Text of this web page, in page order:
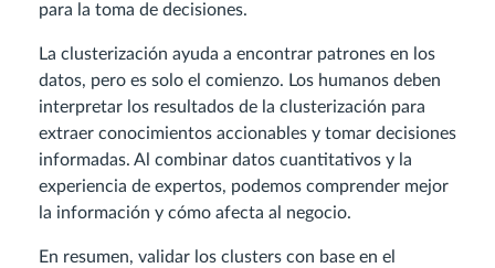
para la toma de decisiones.
La clusterización ayuda a encontrar patrones en los
datos, pero es solo el comienzo. Los humanos deben
interpretar los resultados de la clusterización para
extraer conocimientos accionables y tomar decisiones
informadas. Al combinar datos cuantitativos y la
experiencia de expertos, podemos comprender mejor
la información y cómo afecta al negocio.
En resumen, validar los clusters con base en el